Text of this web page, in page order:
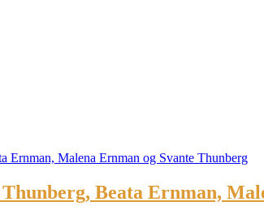
Beata Ernman,